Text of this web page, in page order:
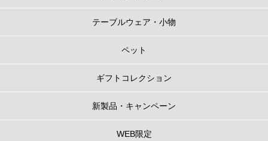
テーブルウェア・小物
ペット
ギフトコレクション
新製品・キャンペーン
WEB限定